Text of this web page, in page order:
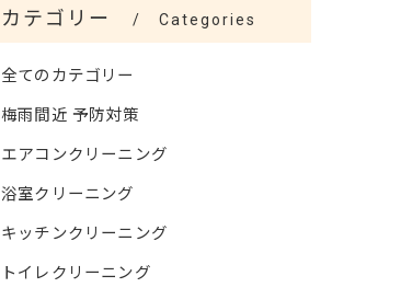
カテゴリー Categories
全てのカテゴリー
梅雨間近 予防対策
エアコンクリーニング
浴室クリーニング
キッチンクリーニング
トイレクリーニング